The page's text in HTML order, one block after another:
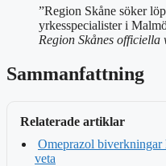
”Region Skåne söker
yrkesspecialister i
Region Skånes officiella
Sammanfattning
Relaterade artiklar
Omeprazol
veta